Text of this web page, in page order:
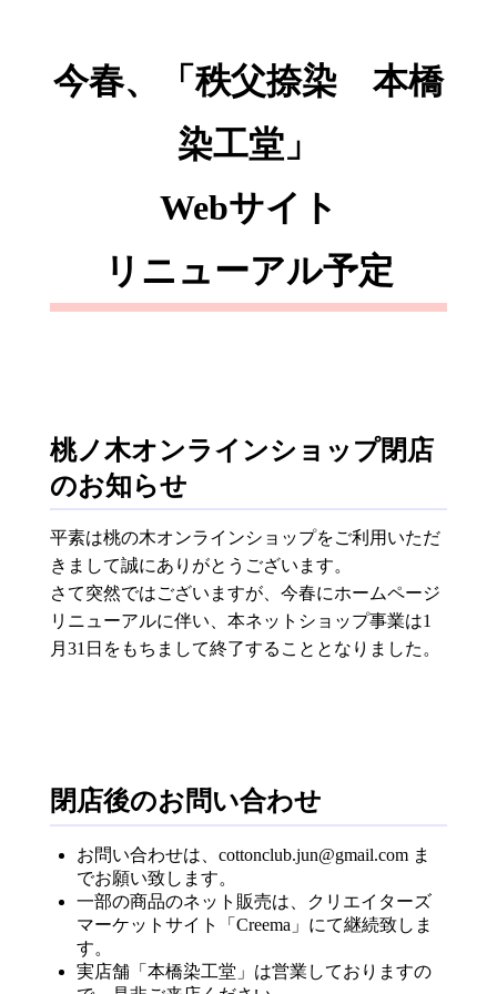
今春、「秩父捺染 本橋
染工堂」
Webサイト
リニューアル予定
桃ノ木オンラインショップ閉店
のお知らせ
平素は桃の木オンラインショップをご利用いただ
きまして誠にありがとうございます。
さて突然ではございますが、今春にホームページ
リニューアルに伴い、本ネットショップ事業は1
月31日をもちまして終了することとなりました。
閉店後のお問い合わせ
お問い合わせは、cottonclub.jun@gmail.com ま
でお願い致します。
一部の商品のネット販売は、クリエイターズ
マーケットサイト「Creema」にて継続致しま
す。
実店舗「本橋染工堂」は営業しておりますの